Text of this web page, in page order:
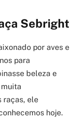
Sebright
por aves e
para
beleza e
raças, ele
hoje.